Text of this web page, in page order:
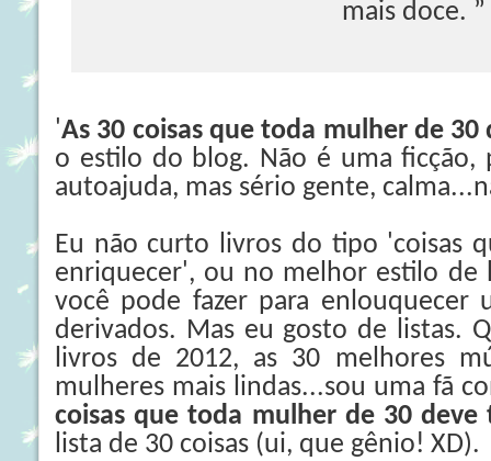
mais doce. ”
'As 30 coisas que toda mulher de 30
o estilo do blog. Não é uma ficção,
autoajuda, mas sério gente,
Eu não curto livros do tipo 'coisas
enriquecer', ou no melhor estilo de
você pode fazer para enlouquecer
derivados. Mas eu gosto de listas.
livros de 2012, as 30 melhores
mulheres mais lindas...sou uma fã
coisas que toda mulher de 30 deve
lista de 30 coisas (ui, que gênio! XD).